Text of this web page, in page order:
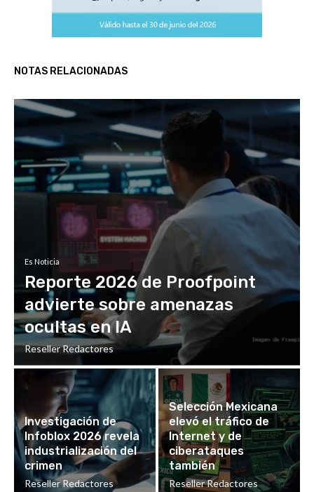
NOTAS RELACIONADAS
Es Noticia
Reporte 2026 de Proofpoint
advierte sobre amenazas
ocultas en IA
Reseller Redactores
Investigación de
Infoblox 2026 revela
industrialización del
crimen
Reseller Redactores
Selección Mexicana
elevó el tráfico de
Internet y de
ciberataques
también
Reseller Redactores